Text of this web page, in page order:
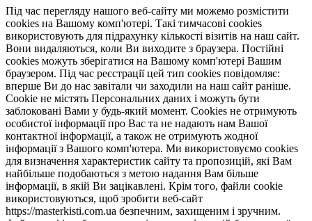
Під час перегляду нашого веб-сайту ми можемо розмістити
cookies на Вашому комп'ютері. Такі тимчасові cookies
використовують для підрахунку кількості візитів на наш сайт.
Вони видаляються, коли Ви виходите з браузера. Постійні
cookies можуть зберігатися на Вашому комп'ютері Вашим
браузером. Під час реєстрації цей тип cookies повідомляє:
вперше Ви до нас завітали чи заходили на наш сайт раніше.
Cookie не містять Персональних даних і можуть бути
заблоковані Вами у будь-який момент. Сookies не отримують
особистої інформації про Вас та не надають нам Вашої
контактної інформації, а також не отримують жодної
інформації з Вашого комп'ютера. Ми використовуємо cookies
для визначення характеристик сайту та пропозицій, які Вам
найбільше подобаються з метою надання Вам більше
інформації, в якій Ви зацікавлені. Крім того, файли cookie
використовуються, щоб зробити веб-сайт
https://masterkisti.com.ua безпечним, захищеним і зручним.